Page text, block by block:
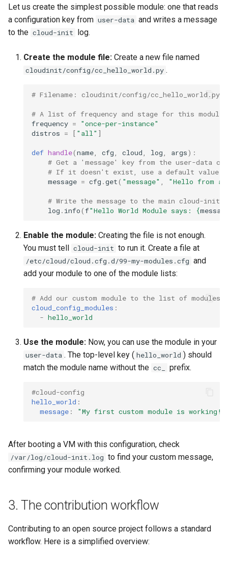
Let us create the simplest possible module: one that reads
a configuration key from user-data and writes a message
to the cloud-init log.
Create the module file: Create a new file named
cloudinit/config/cc_hello_world.py .
# Filename: cloudinit/config/cc_hello_world.py
# A list of frequency and stage for this module
frequency =
"once-per-instance"
distros = [ "all" ]
def handle(name cfg cloud log args):
# Get a 'message' key from the user-data
# If it doesn't exist, use a default value.
message = cfg .get( "message" "Hello from a
# Write the message to the main cloud-init
log . info(f"Hello World Module says: {
Enable the module: Creating the file is not enough.
You must tell cloud-init to run it. Create a file at
/etc/cloud/cloud.cfg.d/99-my-modules.cfg and
add your module to one of the module lists:
# Add our custom module to the list of
cloud_config_modules :
- hello_world
Use the module: Now, you can use the module in your
user-data . The top-level key ( hello_world ) should
match the module name without the cc_ prefix.
#cloud-config
hello_world :
message : "My first custom module is working!"
After booting a VM with this configuration, check
/var/log/cloud-init.log to find your custom message,
confirming your module worked.
3. The contribution workflow
Contributing to an open source project follows a standard
workflow. Here is a simplified overview: